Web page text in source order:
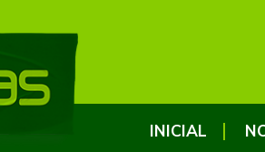
INICIAL